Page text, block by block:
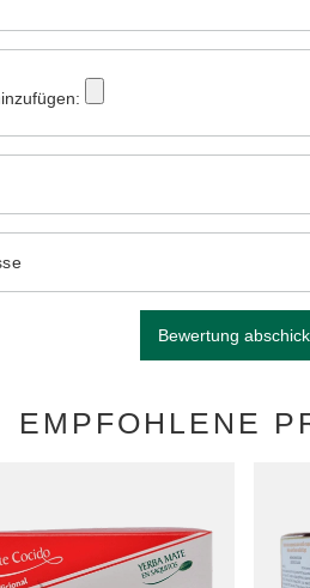
Bewertung
EMPFOHLENE